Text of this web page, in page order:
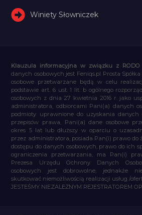
Winiety Słowniczek
Klauzula informacyjna w związku z RODO
danych osobowych jest Feniqs.pl Prosta
osobowe przetwarzane będą w celu
podstawie art. 6 ust. 1 lit. b ogólnego
osobowych z dnia 27 kwietnia 2016 r. jako
administratora, odbiorcami Pani(a) danych
podmioty uprawnione do uzyskania danych
przepisów prawa, Pani(a) dane osobowe
okres 5 lat lub dłuższy w oparciu o
przez administratora, posiada Pan(i) prawo
dostępu do danych osobowych, prawo do ich
ograniczenia przetwarzania, ma Pan(i)
Prezesa Urzędu Ochrony Danych
osobowych jest dobrowolne, jednakże
skutkować niemożliwością realizacji usług /
JESTEŚMY NIEZALEŻNYM REJESTRATOREM